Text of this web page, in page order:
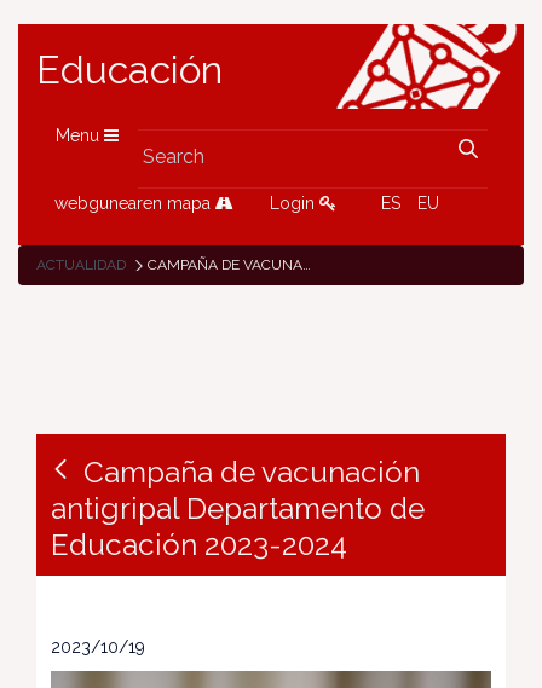
Educación
Menu
webgunearen mapa Login ES EU
ACTUALIDAD CAMPAÑA DE VACUNACIÓN ANTIGRIPAL DEPARTAMENTO DE EDUCACIÓN 2023-2024
Campaña de vacunación
antigripal Departamento de
Educación 2023-2024
2023/10/19